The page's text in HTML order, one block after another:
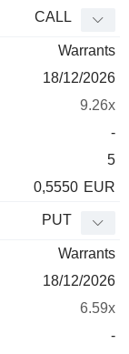
CALL
Warrants
18/12/2026
9.26x
-
5
0,5550 EUR
PUT
Warrants
18/12/2026
6.59x
-